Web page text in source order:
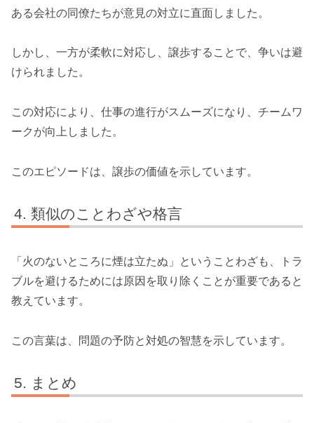
ある会社の同僚たちが意見の対立に直面しました。
しかし、一方が柔軟に対応し、譲歩することで、争いは避
けられました。
この対応により、仕事の進行がスムーズになり、チームワ
ークが向上しました。
このエピソードは、譲歩の価値を示しています。
類似のことわざや格言
「火のないところに煙は立たぬ」ということわざも、トラ
ブルを避けるためには原因を取り除くことが重要であると
教えています。
この言葉は、問題の予防と対処の智慧を示しています。
まとめ